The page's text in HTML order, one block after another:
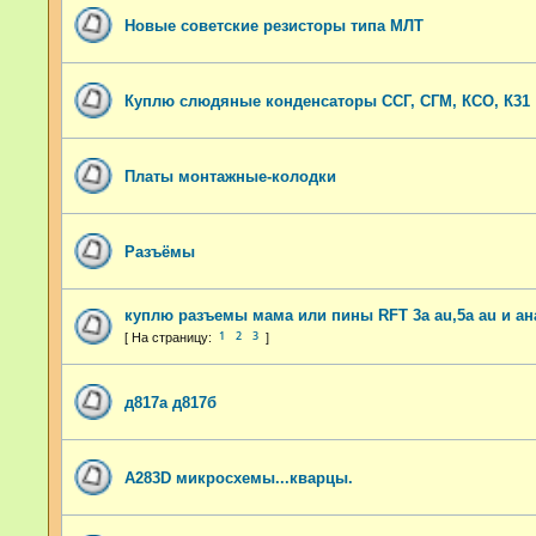
Новые советские резисторы типа МЛТ
Куплю слюдяные конденсаторы ССГ, СГМ, КСО, К31
Платы монтажные-колодки
Разъёмы
куплю разъемы мама или пины RFT 3a au,5a au и
1 2 3
д817а д817б
A283D микросхемы...кварцы.